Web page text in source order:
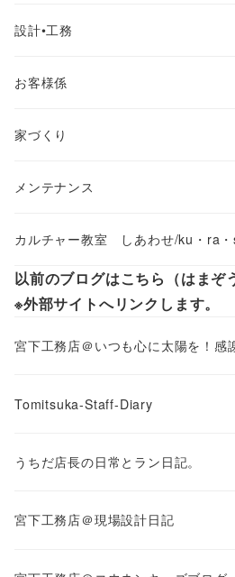
設計•工務
お客様係
家づくり
メンテナンス
カルチャー教室 しあわせ/ku・ra
以前のブログはこちら（はまぞ
※外部サイトへリンクします。
宮下工務店＠いつも心に太陽を！感
Tomitsuka-Staff-Diary
うちだ店長の日常とラン日記。
宮下工務店＠現場設計日記